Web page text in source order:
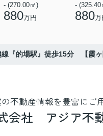
- (270.00㎡)
880万円
- (325.40
880万
的場駅』徒歩15分 【霞ヶ
不動産情報を豊富にご
会社 アジア不